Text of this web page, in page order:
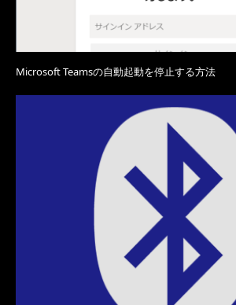
Microsoft Teamsの自動起動を停止する方法